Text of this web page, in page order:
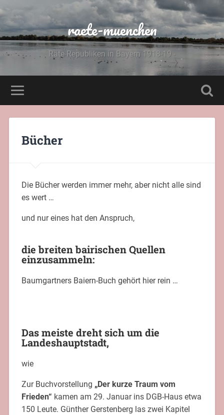
raete-muenchen
Räte-Republiken in Bayern 1918-19 -
Bücher
Die Bücher werden immer mehr, aber nicht alle sind
es wert …
und nur eines hat den Anspruch,
die breiten bairischen Quellen
einzusammeln:
Baumgartners Baiern-Buch gehört hier rein …
Das meiste dreht sich um die
Landeshauptstadt,
wie
Zur Buchvorstellung „Der kurze Traum vom
Frieden“ kamen am 29. Januar ins DGB-Haus etwa
150 Leute. Günther Gerstenberg las zwei Kapitel